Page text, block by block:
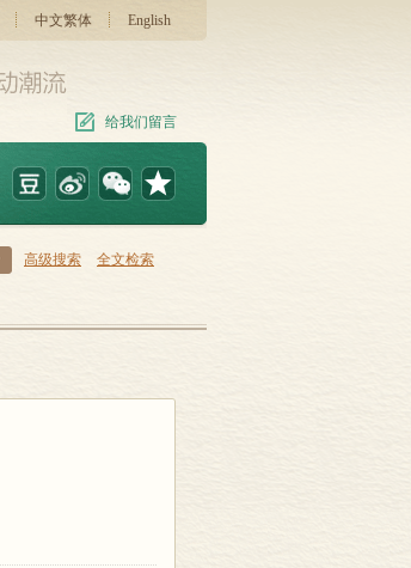
中文繁体 English
给我们留言
高级搜索 全文检索